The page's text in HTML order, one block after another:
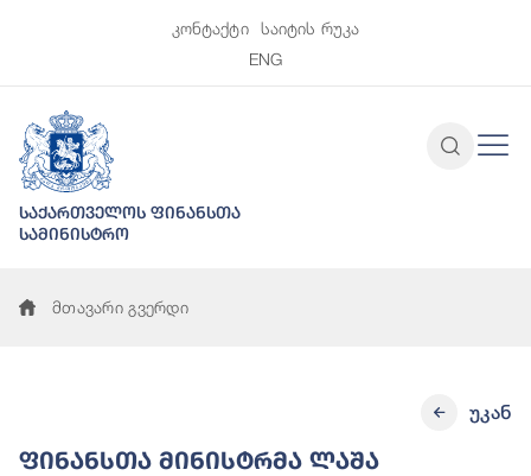
კონტაქტი
საიტის რუკა
ENG
საქართველოს ფინანსთა
სამინისტრო
მთავარი გვერდი
ფინანსთა მინისტრმა ლაშა
უკან